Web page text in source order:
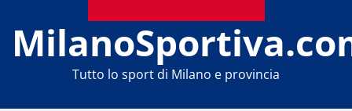
Tutto lo sport di Milano e provincia